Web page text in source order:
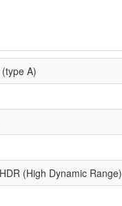
A)
(High Dynamic Range)